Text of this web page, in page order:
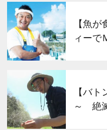
サムネイル
【魚
ィーで
【バ
～ 絶